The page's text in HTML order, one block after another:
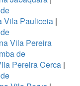
Vila Pauliceia |
Vila Pereira
de
Pereira Cerca |